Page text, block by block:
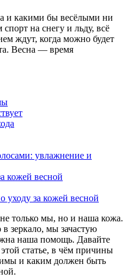
и какими бы весёлыми ни
на снегу и льду, всё
ждут, когда можно будет
Весна — время
увлажнение и
кожей весной
уходу за кожей весной
только мы, но и наша кожа.
зеркало, мы зачастую
наша помощь. Давайте
статье, в чём причины
и каким должен быть